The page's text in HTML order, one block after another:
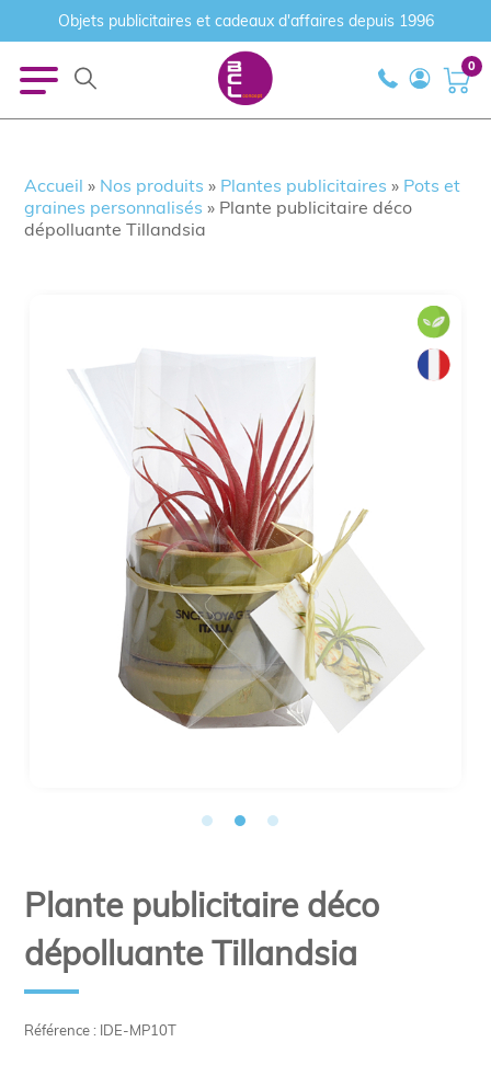
Objets publicitaires et cadeaux d'affaires depuis 1996
0
Accueil » Nos produits » Plantes publicitaires » Pots et
graines personnalisés » Plante publicitaire déco
dépolluante Tillandsia
Référence : IDE-MP10T
Plante publicitaire déco
dépolluante Tillandsia